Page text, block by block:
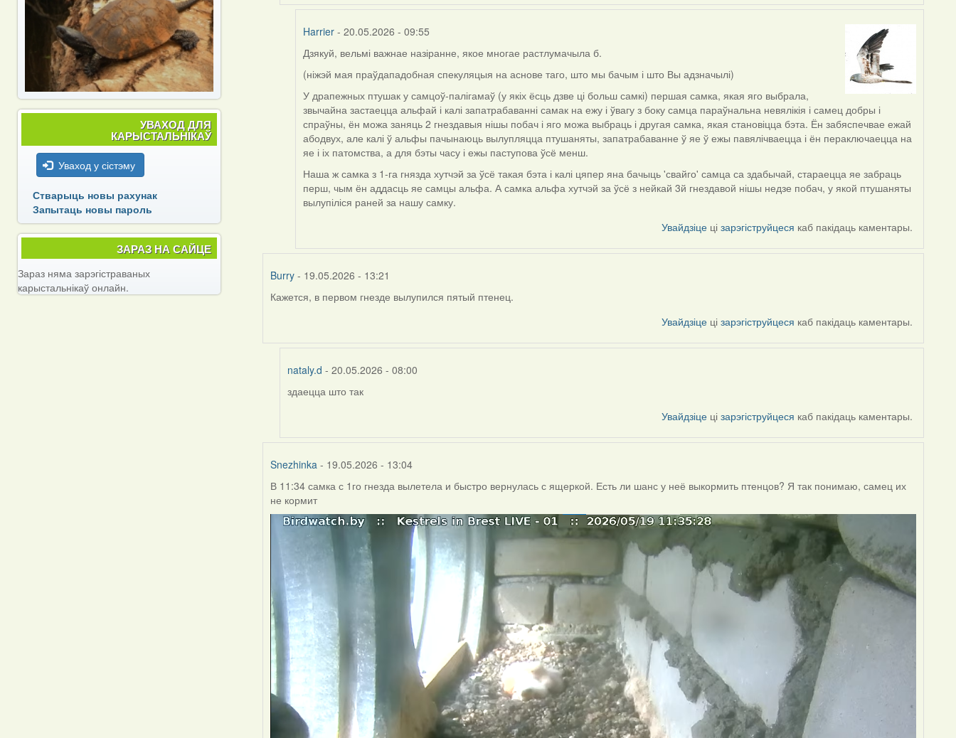
Harrier
Harrier - 20.05.2026 - 09:55
In
reply
by
nataly.d
Дзякуй, вельмі важнае назіранне, якое многае растлумачыла б.
(ніжэй мая праўдападобная спекуляцыя на аснове таго, што мы бачым і што Вы адзначылі)
У драпежных птушак у самцоў-палігамаў (у якіх ёсць дзве ці больш самкі) першая самка, якая яго выбрала,
звычайна застаецца альфай і калі запатрабаванні самак на ежу і ўвагу з боку самца параўнальна невялікія і самец добры і
спраўны, ён можа заняць 2 гнездавыя нішы побач і яго можа выбраць і другая самка, якая становіцца бэта. Ён забяспечвае ежай
абодвух, але калі ў альфы пачынаюць вылупляцца птушаняты, запатрабаванне ў яе ў ежы павялічваецца і ён пераключаецца на
яе і іх патомства, а для бэты часу і ежы паступова ўсё менш.
Наша ж самка з 1-га гнязда хутчэй за ўсё такая бэта і калі цяпер яна бачыць 'свайго' самца са здабычай, стараецца яе забраць
перш, чым ён аддасць яе самцы альфа. А самка альфа хутчэй за ўсё з нейкай 3й гнездавой нішы недзе побач, у якой птушаняты
вылупіліся раней за нашу самку.
Увайдзіце цізарэгіструйцеся каб пакідаць каментары.
Burry - 19.05.2026 - 13:21
Кажется, в первом гнезде вылупился пятый птенец.
Увайдзіце цізарэгіструйцеся каб пакідаць каментары.
nataly.d - 20.05.2026 - 08:00
In
by
здаецца што так
Увайдзіце цізарэгіструйцеся каб пакідаць каментары.
Snezhinka - 19.05.2026 - 13:04
В 11:34 самка с 1го гнезда вылетела и быстро вернулась с ящеркой. Есть ли шанс у неё выкормить птенцов? Я так понимаю, самец их
не кормит
УВАХОД ДЛЯ
КАРЫСТАЛЬНІКАЎ
Уваход у сістэму
Стварыць новы рахунак
Запытаць новы пароль
ЗАРАЗ НА САЙЦЕ
Зараз няма зарэгістраваных
карыстальнікаў онлайн.